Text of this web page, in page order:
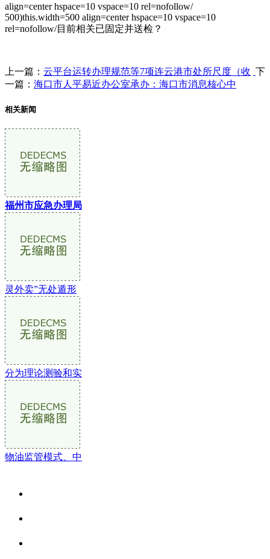
align=center hspace=10 vspace=10 rel=nofollow/
500)this.width=500 align=center hspace=10 vspace=10
rel=nofollow/目前相关已固定并送检？
上一篇： 云平台运转办理规范等7项连云港市处所尺度（收 下
一篇： 海口市人平易近办公室承办：海口市消息核心中
相关新闻
福州市应急办理局
灵外卖”无处遁形
分为理论测验和实
物油监管模式、中